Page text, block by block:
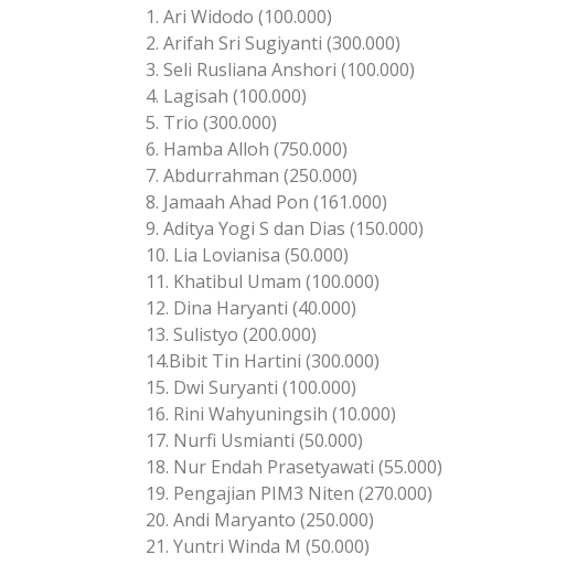
1. Ari Widodo (100.000)
2. Arifah Sri Sugiyanti (300.000)
3. Seli Rusliana Anshori (100.000)
4. Lagisah (100.000)
5. Trio (300.000)
6. Hamba Alloh (750.000)
7. Abdurrahman (250.000)
8. Jamaah Ahad Pon (161.000)
9. Aditya Yogi S dan Dias (150.000)
10. Lia Lovianisa (50.000)
11. Khatibul Umam (100.000)
12. Dina Haryanti (40.000)
13. Sulistyo (200.000)
14.Bibit Tin Hartini (300.000)
15. Dwi Suryanti (100.000)
16. Rini Wahyuningsih (10.000)
17. Nurfi Usmianti (50.000)
18. Nur Endah Prasetyawati (55.000)
19. Pengajian PIM3 Niten (270.000)
20. Andi Maryanto (250.000)
21. Yuntri Winda M (50.000)